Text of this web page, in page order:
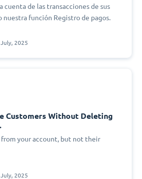
cuenta de las transacciones de sus
función Registro de pagos.
2025
Customers Without Deleting
your account, but not their
2025